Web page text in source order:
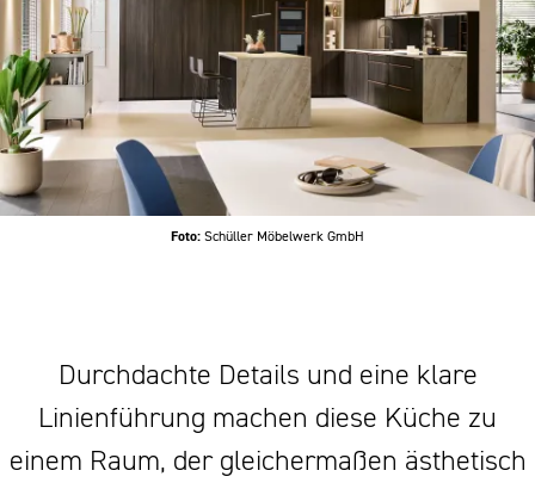
Foto: Schüller Möbelwerk GmbH
Durchdachte Details und eine klare
Linienführung machen diese Küche zu
einem Raum, der gleichermaßen ästhetisch